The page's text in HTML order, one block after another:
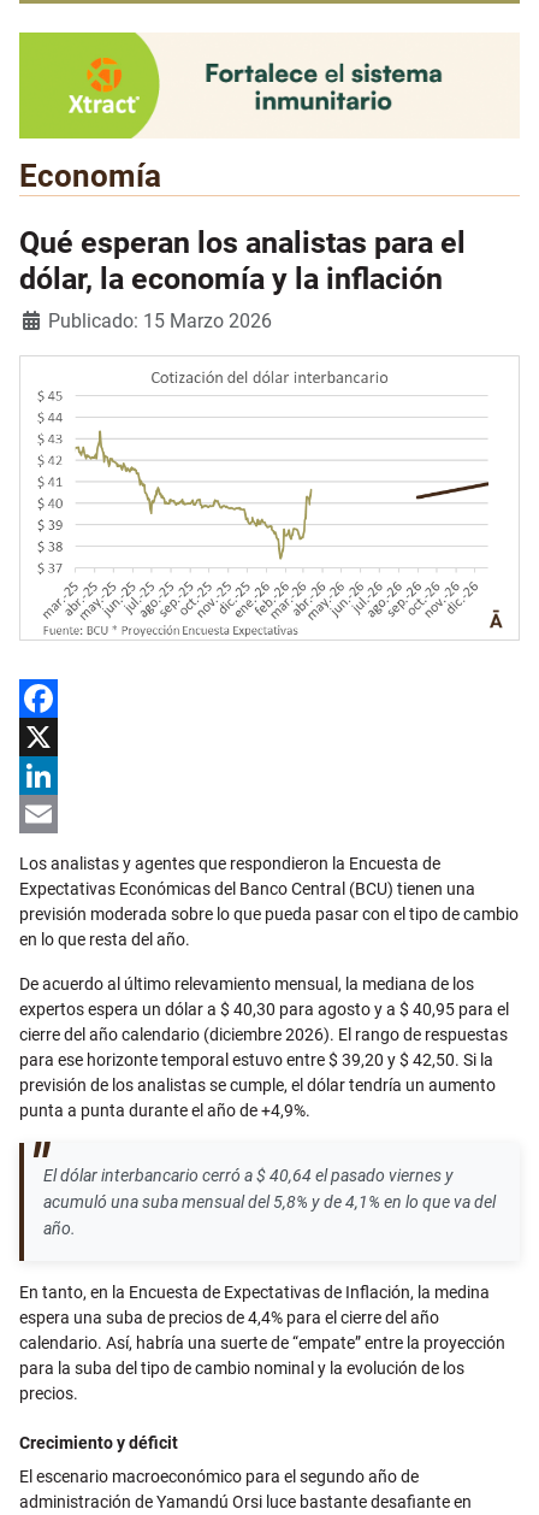
Economía
Qué esperan los analistas para el
dólar, la economía y la inflación
Detalles
Publicado: 15 Marzo 2026
Facebook
X
LinkedIn
Los analistas y agentes que respondieron la Encuesta de
Expectativas Económicas del Banco Central (BCU) tienen una
previsión moderada sobre lo que pueda pasar con el tipo de cambio
en lo que resta del año.
De acuerdo al último relevamiento mensual, la mediana de los
expertos espera un dólar a $ 40,30 para agosto y a $ 40,95 para el
cierre del año calendario (diciembre 2026). El rango de respuestas
para ese horizonte temporal estuvo entre $ 39,20 y $ 42,50. Si la
previsión de los analistas se cumple, el dólar tendría un aumento
punta a punta durante el año de +4,9%.
El dólar interbancario cerró a $ 40,64 el pasado viernes y
acumuló una suba mensual del 5,8% y de 4,1% en lo que va del
año.
En tanto, en la Encuesta de Expectativas de Inflación, la medina
espera una suba de precios de 4,4% para el cierre del año
calendario. Así, habría una suerte de “empate” entre la proyección
para la suba del tipo de cambio nominal y la evolución de los
precios.
Crecimiento y déficit
El escenario macroeconómico para el segundo año de
administración de Yamandú Orsi luce bastante desafiante en